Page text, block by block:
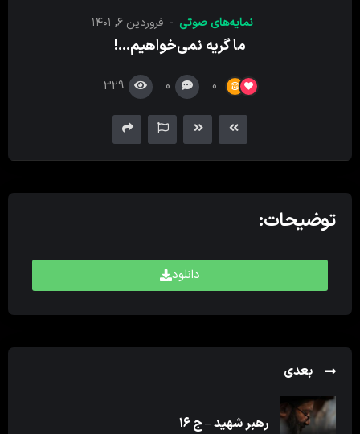
نمایه‌های صوتی فروردین ۶, ۱۴۰۱
ما گریه نمی‌خواهیم…!
0
0
329
توضیحات:
دانلود
بعدی
رهبر شهید – ج ۱۶